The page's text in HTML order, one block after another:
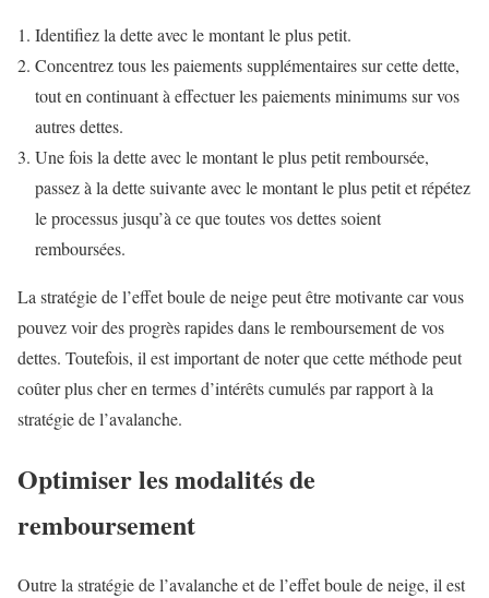
Identifiez la dette avec le montant le plus petit.
Concentrez tous les paiements supplémentaires sur cette dette,
tout en continuant à effectuer les paiements minimums sur vos
autres dettes.
Une fois la dette avec le montant le plus petit remboursée,
passez à la dette suivante avec le montant le plus petit et répétez
le processus jusqu’à ce que toutes vos dettes soient
remboursées.
La stratégie de l’effet boule de neige peut être motivante car vous
pouvez voir des progrès rapides dans le remboursement de vos
dettes. Toutefois, il est important de noter que cette méthode peut
coûter plus cher en termes d’intérêts cumulés par rapport à la
stratégie de l’avalanche.
Optimiser les modalités de
remboursement
Outre la stratégie de l’avalanche et de l’effet boule de neige, il est